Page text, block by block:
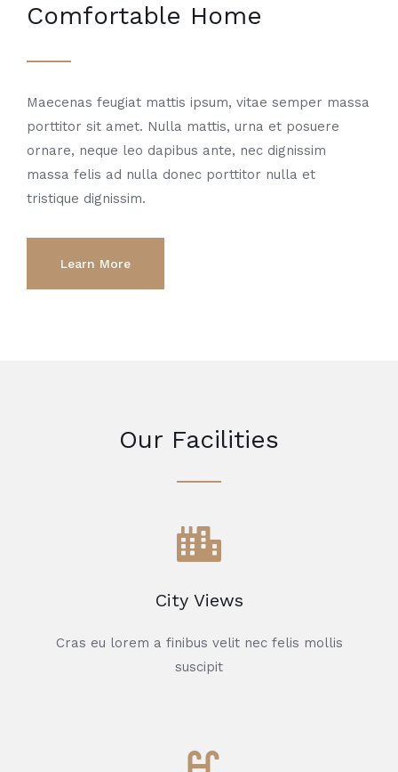
Comfortable Home
Maecenas feugiat mattis ipsum, vitae semper massa
porttitor sit amet. Nulla mattis, urna et posuere
ornare, neque leo dapibus ante, nec dignissim
massa felis ad nulla donec porttitor nulla et
tristique dignissim.
Learn More
Our Facilities
City Views
Cras eu lorem a finibus velit nec felis mollis
suscipit